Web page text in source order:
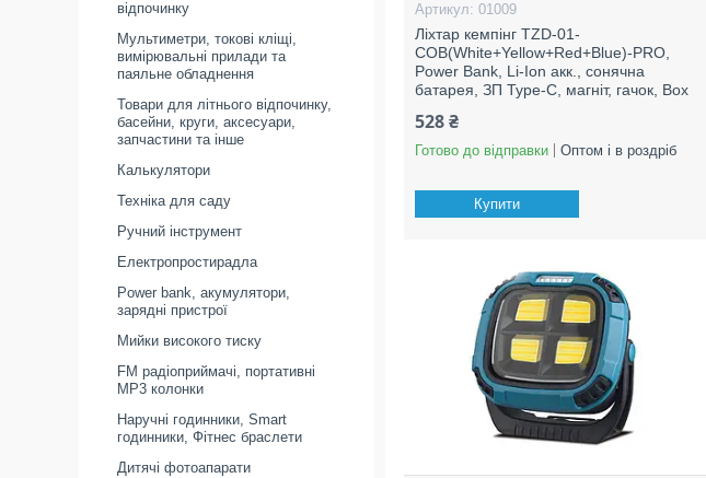
01009
Ліхтар кемпінг TZD-01-
COB(White+Yellow+Red+Blue)-PRO,
Power Bank, Li-Ion акк., сонячна
батарея, ЗП Type-C, магніт, гачок, Box
528 ₴
Готово до відправки Оптом і в роздріб
Купити
відпочинку
Мультиметри, токові кліщі,
вимірювальні прилади та
паяльне обладнення
Товари для літнього відпочинку,
басейни, круги, аксесуари,
запчастини та інше
Калькулятори
Техніка для саду
Ручний інструмент
Електропростирадла
Power bank, акумулятори,
зарядні пристрої
Мийки високого тиску
FM радіоприймачі, портативні
MP3 колонки
Наручні годинники, Smart
годинники, Фітнес браслети
Дитячі фотоапарати